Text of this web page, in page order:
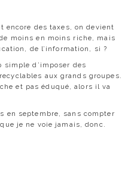
encore des taxes, on devient
moins en moins riche, mais
de l’information, si ?
simple d’imposer des
aux grands groupes.
et pas éduqué, alors il va
en septembre, sans compter
je ne voie jamais, donc.